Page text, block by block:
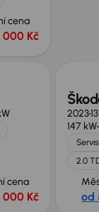
cena
000 Kč
cena
000 Kč
2023
147 kW
2.0
od